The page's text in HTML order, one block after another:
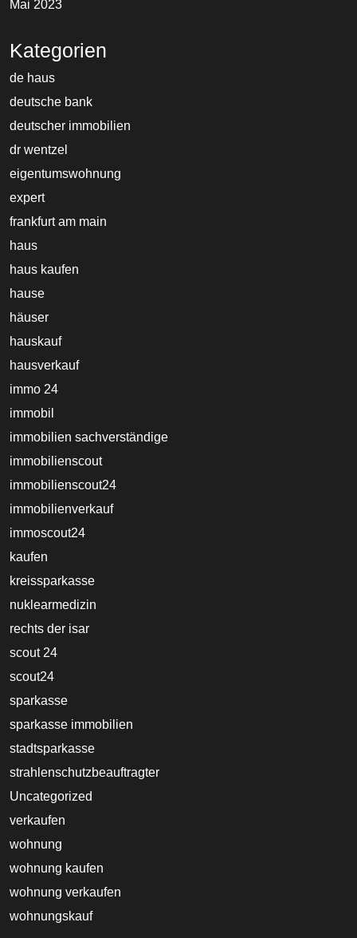
Mai 2023
Kategorien
de haus
deutsche bank
deutscher immobilien
dr wentzel
eigentumswohnung
expert
frankfurt am main
haus
haus kaufen
hause
häuser
hauskauf
hausverkauf
immo 24
immobil
immobilien sachverständige
immobilienscout
immobilienscout24
immobilienverkauf
immoscout24
kaufen
kreissparkasse
nuklearmedizin
rechts der isar
scout 24
scout24
sparkasse
sparkasse immobilien
stadtsparkasse
strahlenschutzbeauftragter
Uncategorized
verkaufen
wohnung
wohnung kaufen
wohnung verkaufen
wohnungskauf